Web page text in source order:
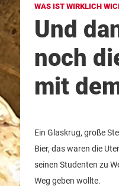
WAS IST WIRKLICH
Und
noch
mit
Ein Glaskrug, große
Bier, das waren die
seinen Studenten zu
Weg geben wollte.